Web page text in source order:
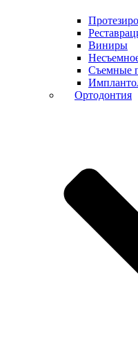
Виниры
Съемные
Ортодонтия